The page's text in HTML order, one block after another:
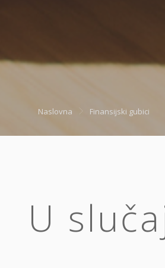
Naslovna Finansijski gubici
U